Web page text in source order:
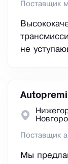
Поставщик
не
Поставщик
Мы